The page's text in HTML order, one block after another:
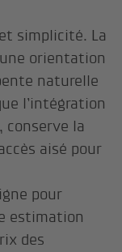
simplicité. La
orientation
naturelle
l’intégration
conserve la
aisé pour
pour
estimation
des